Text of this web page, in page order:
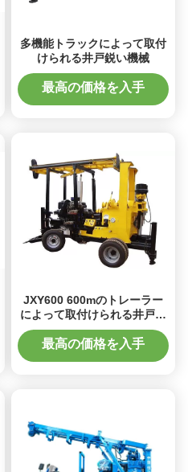
多機能トラックによって取付
けられる井戸鋭い機械
最高の価格を入手
JXY600 600mのトレーラー
によって取付けられる井戸鋭
い機械
最高の価格を入手